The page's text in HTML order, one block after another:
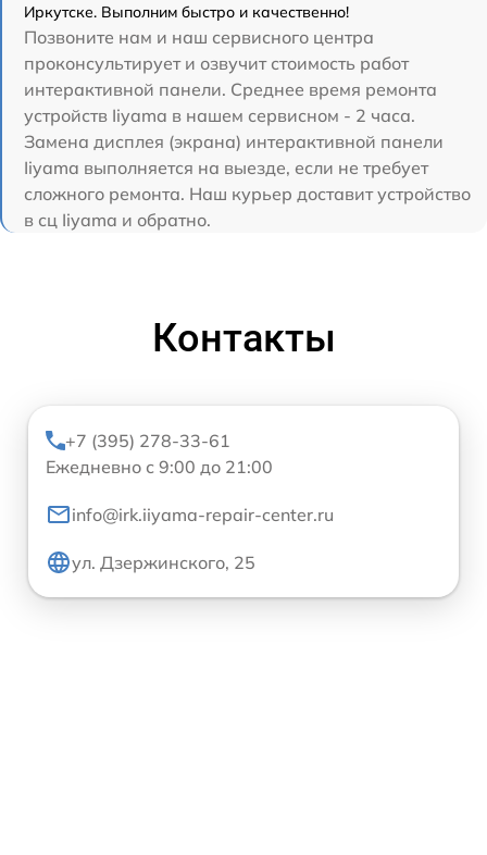
Иркутске. Выполним быстро и качественно!
Позвоните нам и наш сервисного центра
проконсультирует и озвучит стоимость работ
интерактивной панели. Среднее время ремонта
устройств Iiyama в нашем сервисном - 2 часа.
Замена дисплея (экрана) интерактивной панели
Iiyama выполняется на выезде, если не требует
сложного ремонта. Наш курьер доставит устройство
в сц Iiyama и обратно.
Контакты
+7 (395) 278-33-61
Ежедневно с 9:00 до 21:00
info@irk.iiyama-repair-center.ru
ул. Дзержинского, 25